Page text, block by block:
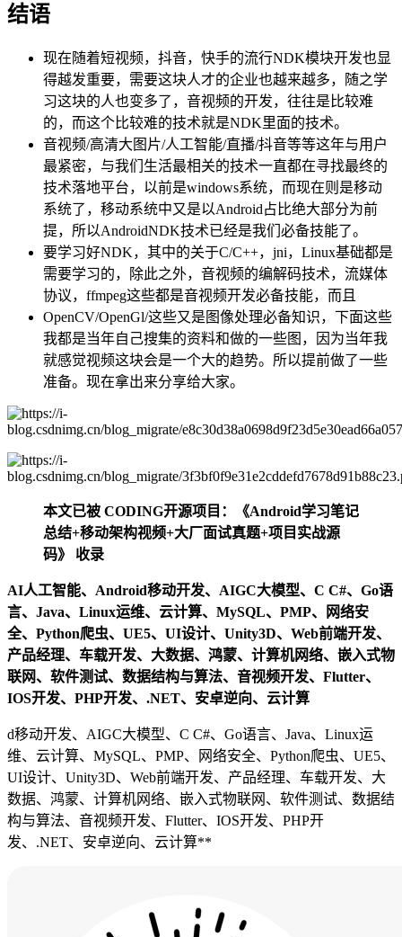
结语
现在随着短视频，抖音，快手的流行NDK模块开发也显
得越发重要，需要这块人才的企业也越来越多，随之学
习这块的人也变多了，音视频的开发，往往是比较难
的，而这个比较难的技术就是NDK里面的技术。
音视频/高清大图片/人工智能/直播/抖音等等这年与用户
最紧密，与我们生活最相关的技术一直都在寻找最终的
技术落地平台，以前是windows系统，而现在则是移动
系统了，移动系统中又是以Android占比绝大部分为前
提，所以AndroidNDK技术已经是我们必备技能了。
要学习好NDK，其中的关于C/C++，jni，Linux基础都是
需要学习的，除此之外，音视频的编解码技术，流媒体
协议，ffmpeg这些都是音视频开发必备技能，而且
OpenCV/OpenGl/这些又是图像处理必备知识，下面这些
我都是当年自己搜集的资料和做的一些图，因为当年我
就感觉视频这块会是一个大的趋势。所以提前做了一些
准备。现在拿出来分享给大家。
本文已被 CODING开源项目：《Android学习笔记
总结+移动架构视频+大厂面试真题+项目实战源
码》 收录
AI人工智能、Android移动开发、AIGC大模型、C C#、Go语
言、Java、Linux运维、云计算、MySQL、PMP、网络安
全、Python爬虫、UE5、UI设计、Unity3D、Web前端开发、
产品经理、车载开发、大数据、鸿蒙、计算机网络、嵌入式物
联网、软件测试、数据结构与算法、音视频开发、Flutter、
IOS开发、PHP开发、.NET、安卓逆向、云计算
d移动开发、AIGC大模型、C C#、Go语言、Java、Linux运
维、云计算、MySQL、PMP、网络安全、Python爬虫、UE5、
UI设计、Unity3D、Web前端开发、产品经理、车载开发、大
数据、鸿蒙、计算机网络、嵌入式物联网、软件测试、数据结
构与算法、音视频开发、Flutter、IOS开发、PHP开
发、.NET、安卓逆向、云计算**